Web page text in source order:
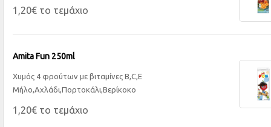
1,20€ το τεμάχιο
Amita Fun 250ml
Χυμός 4 φρούτων με βιταμίνες B,C,E
Μήλο,Αχλάδι,Πορτοκάλι,Βερίκοκο
1,20€ το τεμάχιο